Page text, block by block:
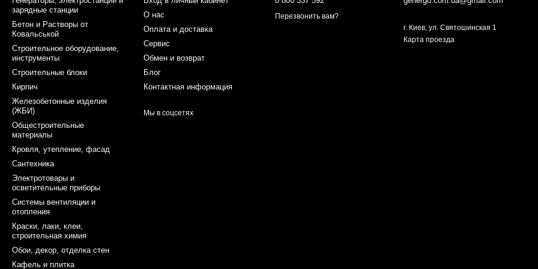
зарядные станции
Бетон и Растворы от
Ковальськой
Строительное оборудование,
инструменты
Строительные блоки
Кирпич
Железобетонные изделия
(ЖБИ)
Общестроительные
материалы
Кровля, утепление, фасад
Сантехника
Электротовары и
осветительные приборы
Системы вентиляции и
отопления
Краски, лаки, клеи,
строительная химия
Обои, декор, отделка стен
Кафель и плитка
О нас
Оплата и доставка
Сервис
Обмен и возврат
Блог
Контактная информация
Мы в соцсетях
Перезвонить вам?
г. Киев, ул. Святошинская 1
Карта проезда